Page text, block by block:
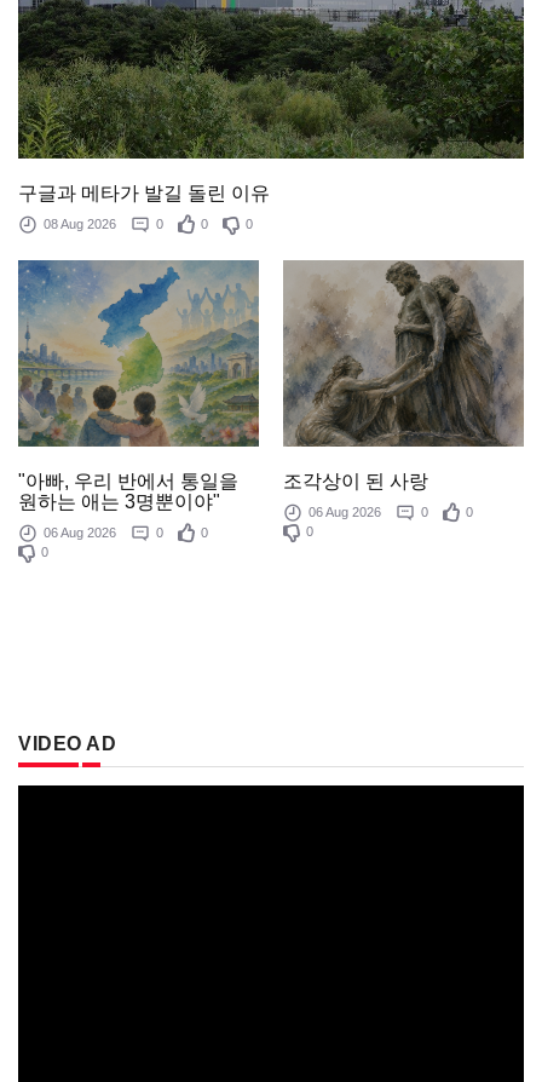
구글과 메타가 발길 돌린 이유
08 Aug 2026 0 0 0
"아빠, 우리 반에서 통일을
원하는 애는 3명뿐이야"
06 Aug 2026 0
0
0
조각상이 된 사랑
06 Aug 2026 0
0
0
VIDEO AD